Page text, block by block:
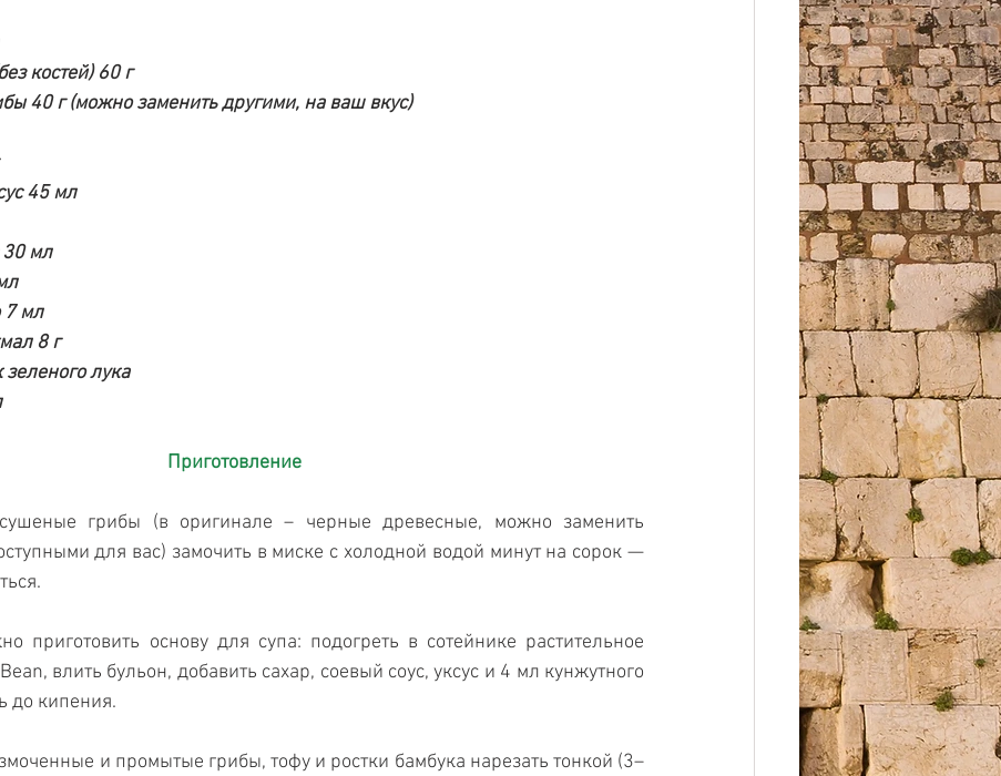
костей) 60 г
40 г (можно заменить другими, на ваш вкус)
45 мл
30 мл
7 мл
8 г
лука
Приготовление
грибы (в оригинале – черные древесные, можно заменить
для вас) замочить в миске с холодной водой минут на сорок —
приготовить основу для супа: подогреть в сотейнике растительное
влить бульон, добавить сахар, соевый соус, уксус и 4 мл кунжутного
до кипения.
и промытые грибы, тофу и ростки бамбука нарезать тонкой (3–